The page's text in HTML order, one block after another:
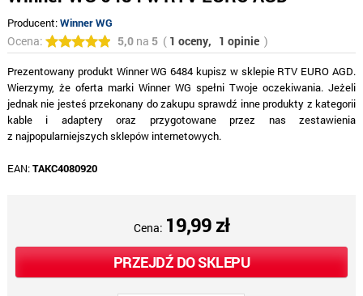
Producent:Winner WG
Ocena: 5,0na 5( 1 oceny, 1 opinie )
Prezentowany produkt Winner WG 6484 kupisz w sklepie RTV EURO AGD.
Wierzymy, że oferta marki Winner WG spełni Twoje oczekiwania. Jeżeli
jednak nie jesteś przekonany do zakupu sprawdź inne produkty z kategorii
kable i adaptery oraz przygotowane przez nas zestawienia
z najpopularniejszych sklepów internetowych.
EAN:TAKC4080920
Cena: 19,99 zł
PRZEJDŹ DO SKLEPU